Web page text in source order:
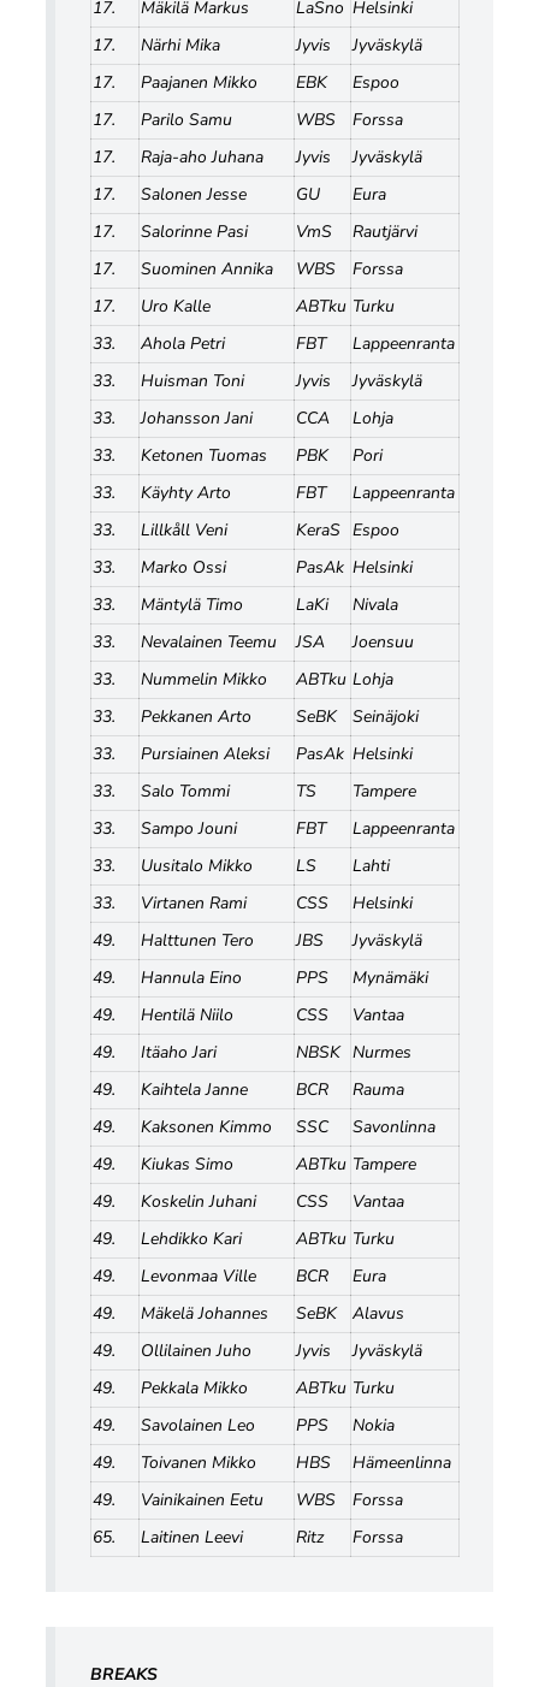
17. Mäkilä Markus LaSno Helsinki
17.
Närhi Mika Jyvis
Jyväskylä
17.
Paajanen Mikko EBK
Espoo
17.
Parilo Samu WBS
Forssa
17.
Raja-aho Juhana Jyvis
Jyväskylä
17.
Salonen Jesse GU
Eura
17.
Salorinne Pasi VmS
Rautjärvi
17.
Suominen Annika WBS
Forssa
17.
Uro Kalle ABTku Turku
33.
Ahola Petri FBT
Lappeenranta
33.
Huisman Toni Jyvis
Jyväskylä
33.
Johansson Jani CCA
Lohja
33.
Ketonen Tuomas PBK
Pori
33.
Käyhty Arto FBT
Lappeenranta
33.
Lillkåll Veni KeraS Espoo
33.
Marko Ossi PasAk Helsinki
33.
Mäntylä Timo LaKi
Nivala
33.
Nevalainen Teemu JSA
Joensuu
33.
Nummelin Mikko ABTku Lohja
33.
Pekkanen Arto SeBK
Seinäjoki
33.
Pursiainen Aleksi PasAk Helsinki
33.
Salo Tommi TS
Tampere
33.
Sampo Jouni FBT
Lappeenranta
33.
Uusitalo Mikko LS
Lahti
33.
Virtanen Rami CSS
Helsinki
49.
Halttunen Tero JBS
Jyväskylä
49.
Hannula Eino PPS
Mynämäki
49.
Hentilä Niilo CSS
Vantaa
49.
Itäaho Jari NBSK Nurmes
49.
Kaihtela Janne BCR
Rauma
49.
Kaksonen Kimmo SSC
Savonlinna
49.
Kiukas Simo ABTku Tampere
49.
Koskelin Juhani CSS
Vantaa
49.
Lehdikko Kari ABTku Turku
49.
Levonmaa Ville BCR
Eura
49.
Mäkelä Johannes SeBK
Alavus
49.
Ollilainen Juho Jyvis
Jyväskylä
49.
Pekkala Mikko ABTku Turku
49.
Savolainen Leo PPS
Nokia
49.
Toivanen Mikko HBS
Hämeenlinna
49.
Vainikainen Eetu WBS
Forssa
65.
Laitinen Leevi Ritz Forssa
BREAKS